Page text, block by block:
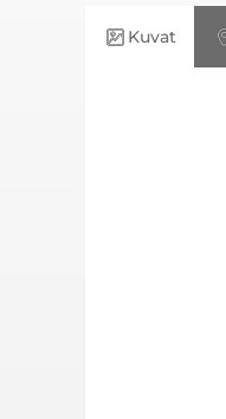
Kuvat